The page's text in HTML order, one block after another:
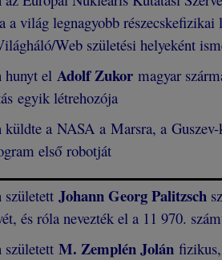
a világ legnagyobb
Web születési helyeként
hunyt el Adolf Zukor magyar
egyik létrehozója
küldte a NASA a Marsra, a
első robotját
született Johann Georg Palitzsch
és róla nevezték el a 11 970.
született M. Zemplén Jolán